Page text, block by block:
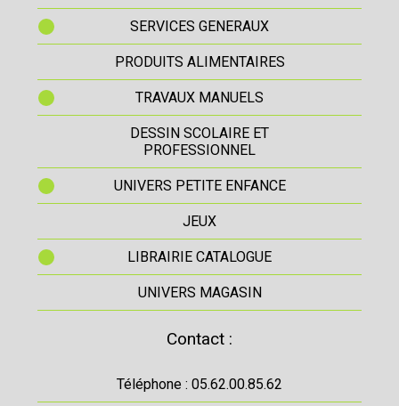
SERVICES GENERAUX
PRODUITS ALIMENTAIRES
TRAVAUX MANUELS
DESSIN SCOLAIRE ET
PROFESSIONNEL
UNIVERS PETITE ENFANCE
JEUX
LIBRAIRIE CATALOGUE
UNIVERS MAGASIN
Contact :
Téléphone : 05.62.00.85.62